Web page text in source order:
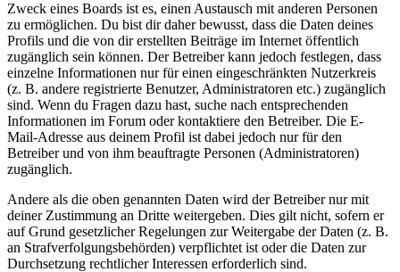
Zweck eines Boards ist es, einen Austausch mit anderen Personen
zu ermöglichen. Du bist dir daher bewusst, dass die Daten deines
Profils und die von dir erstellten Beiträge im Internet öffentlich
zugänglich sein können. Der Betreiber kann jedoch festlegen, dass
einzelne Informationen nur für einen eingeschränkten Nutzerkreis
(z. B. andere registrierte Benutzer, Administratoren etc.) zugänglich
sind. Wenn du Fragen dazu hast, suche nach entsprechenden
Informationen im Forum oder kontaktiere den Betreiber. Die E-
Mail-Adresse aus deinem Profil ist dabei jedoch nur für den
Betreiber und von ihm beauftragte Personen (Administratoren)
zugänglich.
Andere als die oben genannten Daten wird der Betreiber nur mit
deiner Zustimmung an Dritte weitergeben. Dies gilt nicht, sofern er
auf Grund gesetzlicher Regelungen zur Weitergabe der Daten (z. B.
an Strafverfolgungsbehörden) verpflichtet ist oder die Daten zur
Durchsetzung rechtlicher Interessen erforderlich sind.